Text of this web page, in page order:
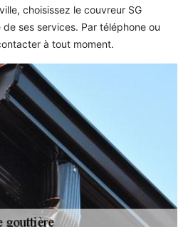
choisissez le couvreur SG
ses services. Par téléphone ou
à tout moment.